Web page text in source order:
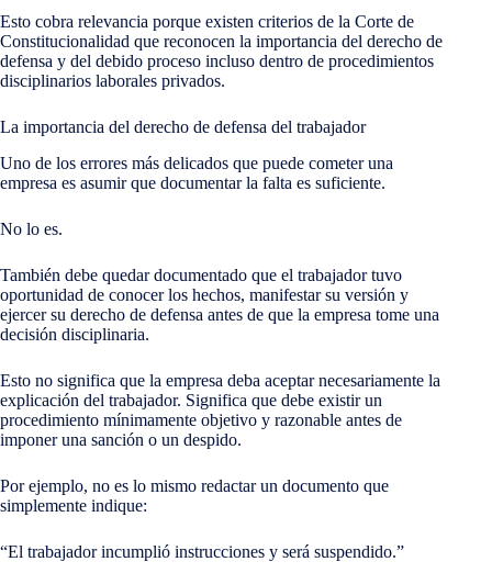
Esto cobra relevancia porque existen criterios de la Corte de
Constitucionalidad que reconocen la importancia del derecho de
defensa y del debido proceso incluso dentro de procedimientos
disciplinarios laborales privados.
La importancia del derecho de defensa del trabajador
Uno de los errores más delicados que puede cometer una
empresa es asumir que documentar la falta es suficiente.
No lo es.
También debe quedar documentado que el trabajador tuvo
oportunidad de conocer los hechos, manifestar su versión y
ejercer su derecho de defensa antes de que la empresa tome una
decisión disciplinaria.
Esto no significa que la empresa deba aceptar necesariamente la
explicación del trabajador. Significa que debe existir un
procedimiento mínimamente objetivo y razonable antes de
imponer una sanción o un despido.
Por ejemplo, no es lo mismo redactar un documento que
simplemente indique:
“El trabajador incumplió instrucciones y será suspendido.”